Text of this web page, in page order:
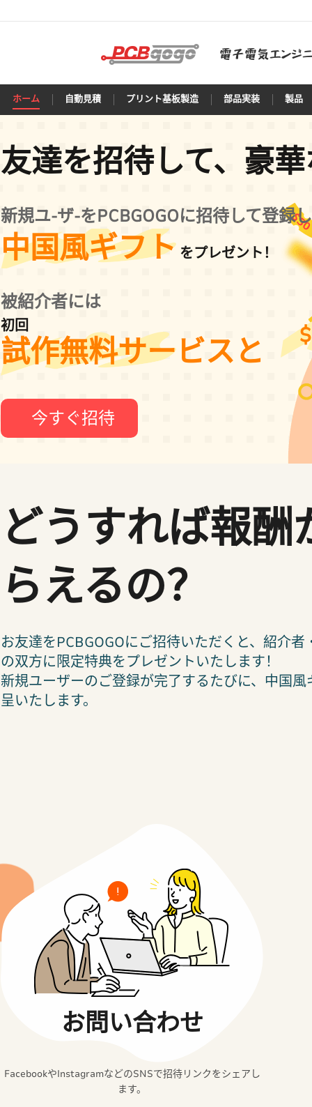
ホーム 自動見積 プリント基板製造 部品実装 製品
友達を招待して、豪
新規ユ-ザ-をPCBGOGOに招待して登録
中国風ギフト をプレゼント！
被紹介者には
初回
試作無料サービスと $
今すぐ招待
どうすれば報酬
らえるの？
お友達をPCBGOGOにご招待いただくと、紹介者
の双方に限定特典をプレゼントいたします！
新規ユーザーのご登録が完了するたびに、中国風
呈いたします。
お問い合わせ
FacebookやInstagramなどのSNSで招待リンクをシェアし
ます。